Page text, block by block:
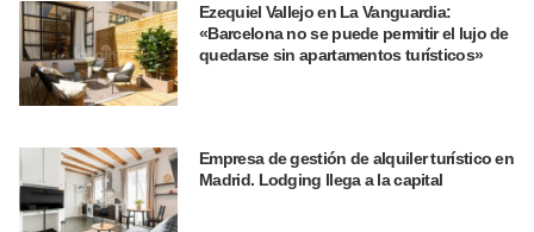
Ezequiel Vallejo en La Vanguardia:
«Barcelona no se puede permitir el lujo de
quedarse sin apartamentos turísticos»
Empresa de gestión de alquiler turístico en
Madrid. Lodging llega a la capital